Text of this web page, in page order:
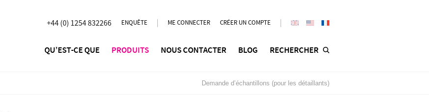
+44 (0) 1254 832266 ENQUÊTE ME CONNECTER CRÉER UN COMPTE
QU’EST-CE QUE PRODUITS NOUS CONTACTER BLOG RECHERCHER
Demande d’échantillons (pour les détaillants)